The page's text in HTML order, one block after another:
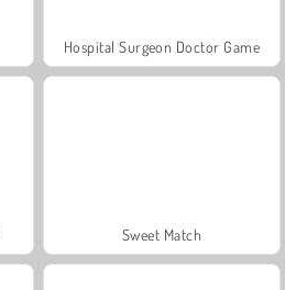
Hospital Surgeon Doctor Game
Sweet Match